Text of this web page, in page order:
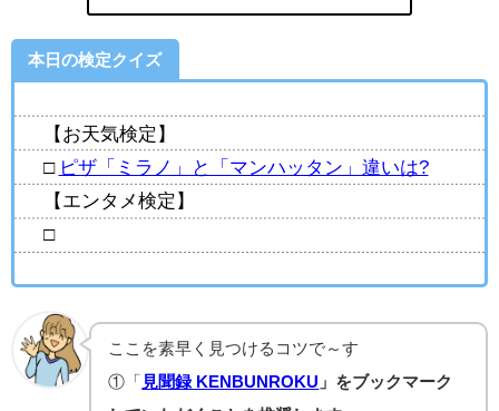
本日の検定クイズ
【お天気検定】
□ ピザ「ミラノ」と「マンハッタン」違いは?
【エンタメ検定】
□
ここを素早く見つけるコツで～す
①「 見聞録 KENBUNROKU 」をブックマーク